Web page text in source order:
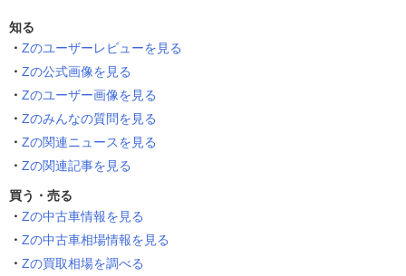
知る
Zのユーザーレビューを見る
Zの公式画像を見る
Zのユーザー画像を見る
Zのみんなの質問を見る
Zの関連ニュースを見る
Zの関連記事を見る
買う・売る
Zの中古車情報を見る
Zの中古車相場情報を見る
Zの買取相場を調べる